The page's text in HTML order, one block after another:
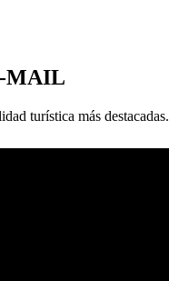
MAIL
turística más destacadas.